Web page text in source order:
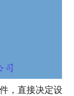
，直接决定设